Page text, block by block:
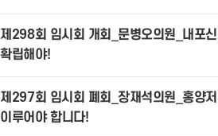
제298회 임시회 개회_문병오의원_내포
확립해야!
제297회 임시회 폐회_장재석의원_홍양
이루어야 합니다!